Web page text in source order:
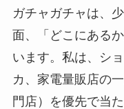
ガチャガチャは、
面、「どこにある
います。私は、シ
カ、家電量販店の
門店）を優先で当た